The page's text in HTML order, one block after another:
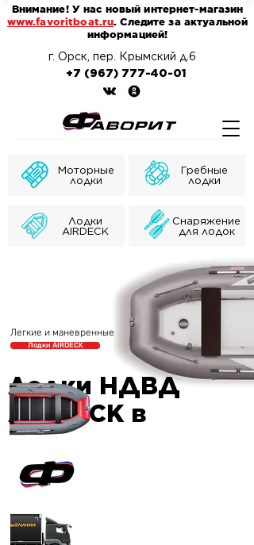
г. Орск, пер. Крымский д.6
+7 (967) 777-40-01
Внимание! У нас новый интернет-магазин
www.favoritboat.ru. Следите за актуальной
информацией!
Моторные
лодки
Гребные
лодки
Лодки
AIRDECK
Снаряжение
для лодок
Легкие и маневренные
Лодки AIRDECK
Лодки НДВД
AIRDECK в
Гарантия